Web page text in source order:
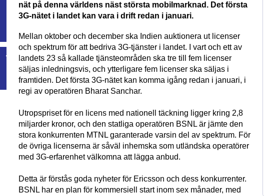
nät på denna världens näst största mobilmarknad. Det första
3G-nätet i landet kan vara i drift redan i januari.
Mellan oktober och december ska Indien auktionera ut licenser
och spektrum för att bedriva 3G-tjänster i landet. I vart och ett av
landets 23 så kallade tjänsteområden ska tre till fem licenser
säljas inledningsvis, och ytterligare fem licenser ska säljas i
framtiden. Det första 3G-nätet kan komma igång redan i januari, i
regi av operatören Bharat Sanchar.
Utropspriset för en licens med nationell täckning ligger kring 2,8
miljarder kronor, och den statliga operatören BSNL är jämte den
stora konkurrenten MTNL garanterade varsin del av spektrum. För
de övriga licenserna är såväl inhemska som utländska operatörer
med 3G-erfarenhet välkomna att lägga anbud.
Detta är förstås goda nyheter för Ericsson och dess konkurrenter.
BSNL har en plan för kommersiell start inom sex månader, med